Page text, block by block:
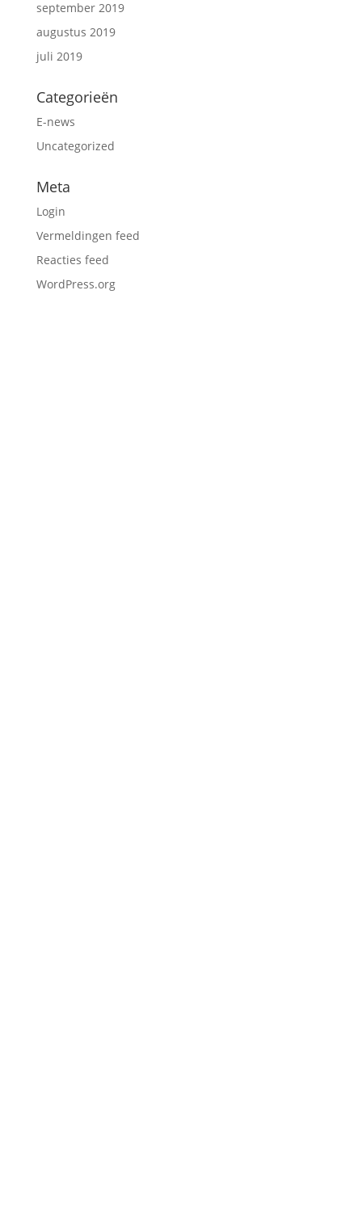
september 2019
augustus 2019
juli 2019
Categorieën
E-news
Uncategorized
Meta
Login
Vermeldingen feed
Reacties feed
WordPress.org